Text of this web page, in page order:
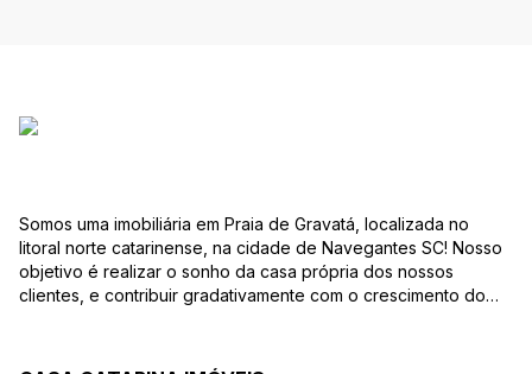
Somos uma imobiliária em Praia de Gravatá, localizada no
litoral norte catarinense, na cidade de Navegantes SC! Nosso
objetivo é realizar o sonho da casa própria dos nossos
clientes, e contribuir gradativamente com o crescimento do